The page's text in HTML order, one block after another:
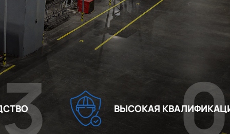
ВЫСОКАЯ КВАЛИФИКАЦИЯ
04